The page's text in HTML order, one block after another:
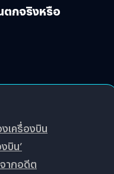
กจริงหรือ
เครื่องบิน
บิน’
ากอดีต